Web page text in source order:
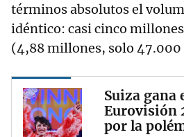
términos absolutos el
idéntico: casi cinco
(4,88 millones, solo 47.000
Suiza gana
Eurovisión
por la